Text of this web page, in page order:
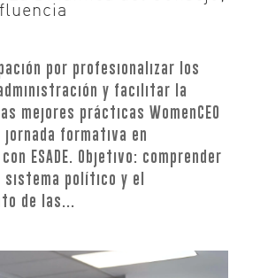
por profesionalizar los
y facilitar la
mejores prácticas WomenCEO
jornada formativa en
ESADE. Objetivo: comprender
sistema político y el
de las...